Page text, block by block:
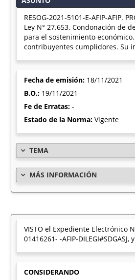
RESOG-2021-5101-E-AFIP-AFIP.
Ley N° 27.653. Condonación de
para el sostenimiento
contribuyentes cumplidores. Su
Fecha de emisión: 18/11/2021
B.O.: 19/11/2021
Fe de Erratas:-
Estado de la Norma:Vigente
TEMA
MÁS INFORMACIÓN
VISTO el Expediente Electrónico
01416261- -AFIP-DILEGI#SDGASJ, y
CONSIDERANDO